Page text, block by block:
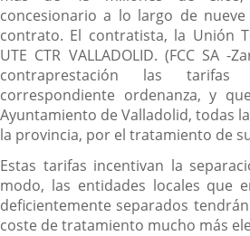
concesionario a lo largo de
contrato. El contratista, la Unión
UTE CTR VALLADOLID. (FCC SA -
contraprestación las
correspondiente ordenanza, y
Ayuntamiento de Valladolid, todas
la provincia, por el tratamiento de
Estas tarifas incentivan la
modo, las entidades locales que
deficientemente separados
coste de tratamiento mucho más